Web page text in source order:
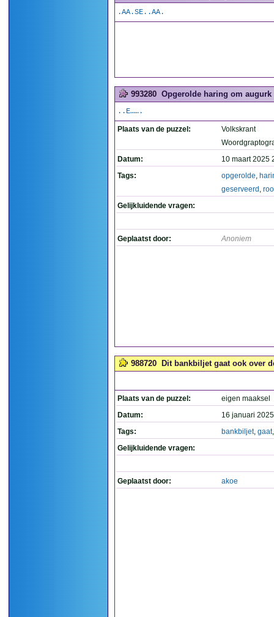
.AA.SE..AA.
993280 Opgerolde haring om
..E…….
Plaats van de puzzel:
Volkskrant
Datum:
10 maart 2025
Tags:
opgerolde,
geserveerd ,
Gelijkluidende vragen:
Geplaatst door: Anoniem
988720 Dit bankbiljet gaat ook over
Plaats van de puzzel:
eigen maaksel
Datum:
16 januari
Tags:
bankbiljet, gaat
Gelijkluidende vragen:
Geplaatst door: akoe